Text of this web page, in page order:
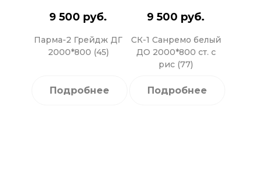
9 500 руб.
Парма-2 Грейдж ДГ
2000*800 (45)
Подробнее
9 500 руб.
СК-1 Санремо белый
ДО 2000*800 ст. с
рис (77)
Подробнее